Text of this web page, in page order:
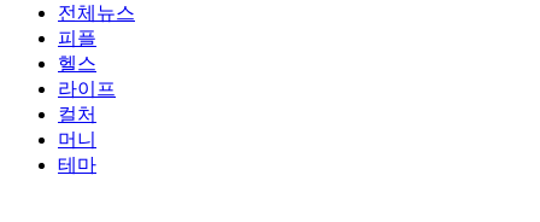
전체뉴스
피플
헬스
라이프
컬처
머니
테마